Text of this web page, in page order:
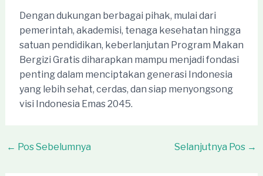
Dengan dukungan berbagai pihak, mulai dari
pemerintah, akademisi, tenaga kesehatan hingga
satuan pendidikan, keberlanjutan Program Makan
Bergizi Gratis diharapkan mampu menjadi fondasi
penting dalam menciptakan generasi Indonesia
yang lebih sehat, cerdas, dan siap menyongsong
visi Indonesia Emas 2045.
Post
← Pos Sebelumnya Selanjutnya Pos →